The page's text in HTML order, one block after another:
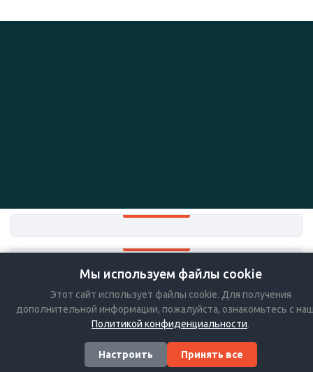
+7-383-36-36-757
Мы в социальных сетях:
© 2026 БЭСТ HoReCa
Мы используем файлы cookie
Этот сайт использует файлы cookie. Для получения
дополнительной информации, пожалуйста, ознакомьтесь с
Политикой конфиденциальности.
Настроить Принять все